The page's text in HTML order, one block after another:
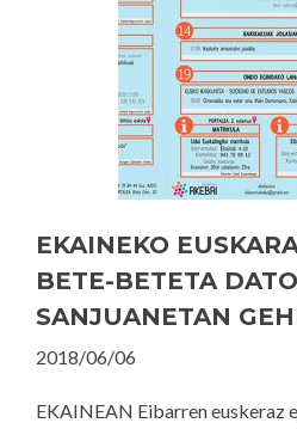
EKAINEKO
BETE-BETETA
SANJUANETAN
2018/06/06
EKAINEAN Eibarren euskeraz